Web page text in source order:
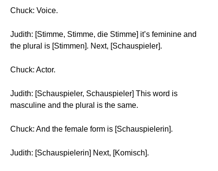
Chuck: Voice.
Judith: [Stimme, Stimme, die Stimme] it’s feminine and
the plural is [Stimmen]. Next, [Schauspieler].
Chuck: Actor.
Judith: [Schauspieler, Schauspieler] This word is
masculine and the plural is the same.
Chuck: And the female form is [Schauspielerin].
Judith: [Schauspielerin] Next, [Komisch].